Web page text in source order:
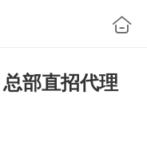
部直招代理